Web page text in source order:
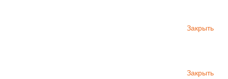
Закрыть
Закрыть